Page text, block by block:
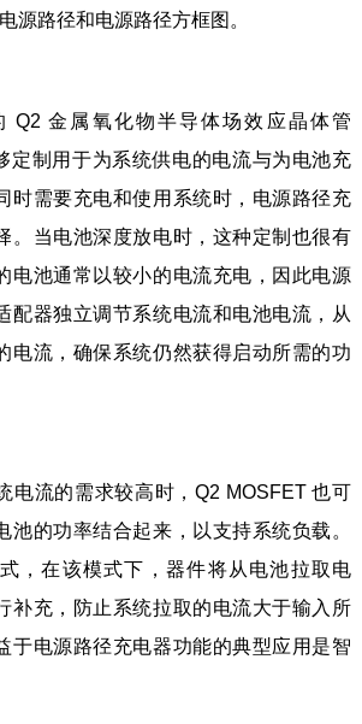
源路径和电源路径方框图。
Q2 金属氧化物半导体场效应晶体管
定制用于为系统供电的电流与为电池充
时需要充电和使用系统时，电源路径充
。当电池深度放电时，这种定制也很有
电池通常以较小的电流充电，因此电源
配器独立调节系统电流和电池电流，从
电流，确保系统仍然获得启动所需的功
电流的需求较高时，Q2 MOSFET 也可
池的功率结合起来，以支持系统负载。
，在该模式下，器件将从电池拉取电
补充，防止系统拉取的电流大于输入所
于电源路径充电器功能的典型应用是智